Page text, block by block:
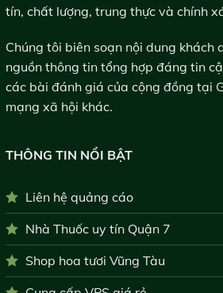
tín, chất lượng, trung thực và chính
Chúng tôi biên soạn nội dung khách
nguồn thông tin tổng hợp đáng tin
các bài đánh giá của cộng đồng tại
mạng xã hội khác.
THÔNG TIN NỔI BẬT
Liên hệ quảng cáo
Nhà Thuốc uy tín Quận 7
Shop hoa tươi Vũng Tàu